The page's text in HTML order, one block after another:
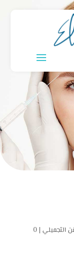
التجميلي |
0